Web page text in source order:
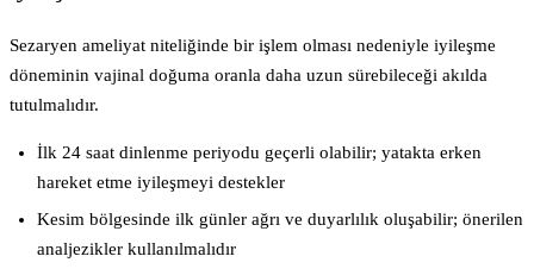
Sezaryen ameliyat niteliğinde bir işlem olması nedeniyle iyileşme
döneminin vajinal doğuma oranla daha uzun sürebileceği akılda
tutulmalıdır.
İlk 24 saat dinlenme periyodu geçerli olabilir; yatakta erken
hareket etme iyileşmeyi destekler
Kesim bölgesinde ilk günler ağrı ve duyarlılık oluşabilir; önerilen
analjezikler kullanılmalıdır